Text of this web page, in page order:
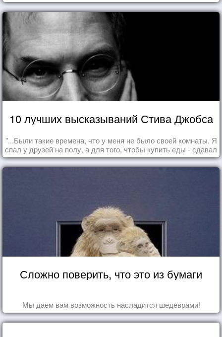
10 лучших высказываний Стива Джобса
"...Были такие времена, что у меня не было своей комнаты. Я
спал у друзей на полу, а для того, чтобы купить еды - сдавал
бутылки из под кока-колы"
Сложно поверить, что это из бумаги
Мы даем вам возможность насладится шедеврами!